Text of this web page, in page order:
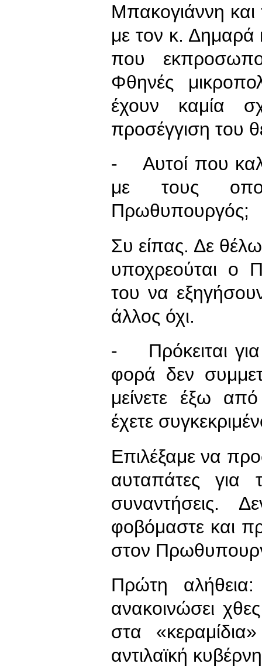
Μπακογιάννη και
με τον κ. Δημαρά
που
Φθηνές
έχουν καμία
προσέγγιση του
- Αυτοί που
με τους
Πρωθυπουργός;
Συ είπας. Δε
υποχρεούται ο
του να
άλλος όχι.
- Πρόκειται
φορά δεν
μείνετε έξω
έχετε
Επιλέξαμε να
αυταπάτες για
συναντήσεις.
φοβόμαστε και
στον
Πρώτη
ανακοινώσει
στα
αντιλαϊκή